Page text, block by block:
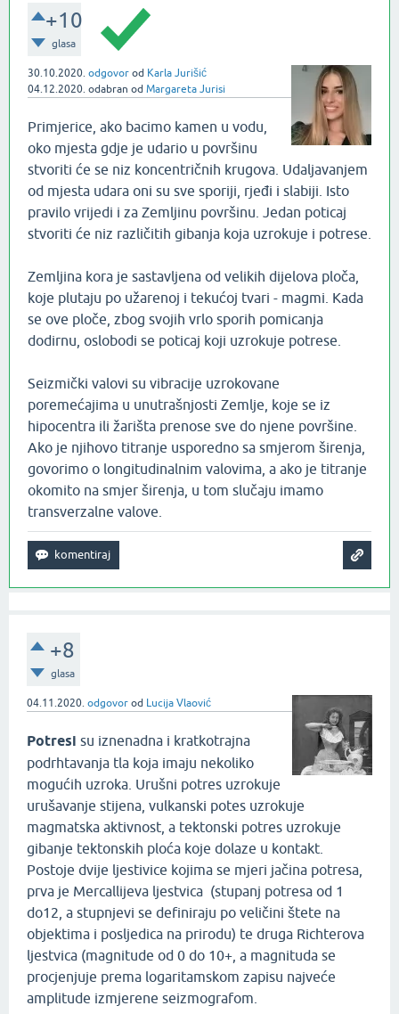
+10
glasa
30.10.2020. odgovor od Karla Jurišić
04.12.2020. odabran od Margareta Jurisi
Primjerice, ako bacimo kamen u vodu,
oko mjesta gdje je udario u površinu
stvoriti će se niz koncentričnih krugova. Udaljavanjem
od mjesta udara oni su sve sporiji, rjeđi i slabiji. Isto
pravilo vrijedi i za Zemljinu površinu. Jedan poticaj
stvoriti će niz različitih gibanja koja uzrokuje i potrese.
Zemljina kora je sastavljena od velikih dijelova ploča,
koje plutaju po užarenoj i tekućoj tvari - magmi. Kada
se ove ploče, zbog svojih vrlo sporih pomicanja
dodirnu, oslobodi se poticaj koji uzrokuje potrese.
Seizmički valovi su vibracije uzrokovane
poremećajima u unutrašnjosti Zemlje, koje se iz
hipocentra ili žarišta prenose sve do njene površine.
Ako je njihovo titranje usporedno sa smjerom širenja,
govorimo o longitudinalnim valovima, a ako je titranje
okomito na smjer širenja, u tom slučaju imamo
transverzalne valove.
+8
glasa
04.11.2020. odgovor od Lucija Vlaović
Potresi su iznenadna i kratkotrajna
podrhtavanja tla koja imaju nekoliko
mogućih uzroka. Urušni potres uzrokuje
urušavanje stijena, vulkanski potes uzrokuje
magmatska aktivnost, a tektonski potres uzrokuje
gibanje tektonskih ploća koje dolaze u kontakt.
Postoje dvije ljestivice kojima se mjeri jačina potresa,
prva je Mercallijeva ljestvica (stupanj potresa od 1
do12, a stupnjevi se definiraju po veličini štete na
objektima i posljedica na prirodu) te druga Richterova
ljestvica (magnitude od 0 do 10+, a magnituda se
procjenjuje prema logaritamskom zapisu najveće
amplitude izmjerene seizmografom.